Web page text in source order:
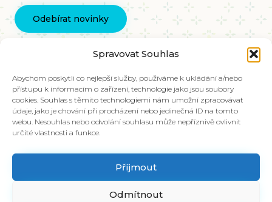
Spravovat Souhlas
Abychom poskytli co nejlepší služby, používáme k ukládání a/nebo
přístupu k informacím o zařízení, technologie jako jsou soubory
cookies. Souhlas s těmito technologiemi nám umožní zpracovávat
údaje, jako je chování při procházení nebo jedinečná ID na tomto
webu. Nesouhlas nebo odvolání souhlasu může nepříznivě ovlivnit
určité vlastnosti a funkce.
Příjmout
Odmítnout
Kontaktujte nás
info@vychovakectnostem.cz
Nadace Pangea, Rohanské nábřeží 671/15, Karlín,
186 00 Praha 8
V případě zájmu o materiály ve slovenštině,
kontaktujte kolegy na emailu:
Položit dotaz